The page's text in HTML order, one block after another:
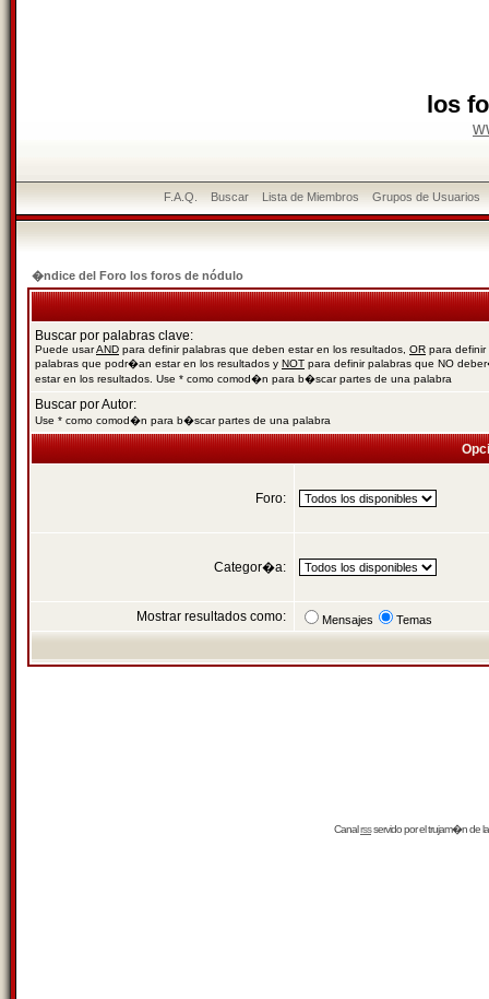
los
F.A.Q. Buscar Lista de Miembros Grupos de Usuarios
�ndice del Foro los foros de nódulo
Buscar por palabras clave:
Puede usarAND para definir palabras que deben estar en los resultados, OR para definir
palabras que podr�an estar en los resultados y NOT para definir palabras que NO
estar en los resultados. Use * como comod�n para b�scar partes de una palabra
Buscar por Autor:
Use * como comod�n para b�scar partes de una palabra
Foro:
Categor�a:
Mostrar resultados como: Mensajes Temas
Canalrssservido por eltrujam�nde